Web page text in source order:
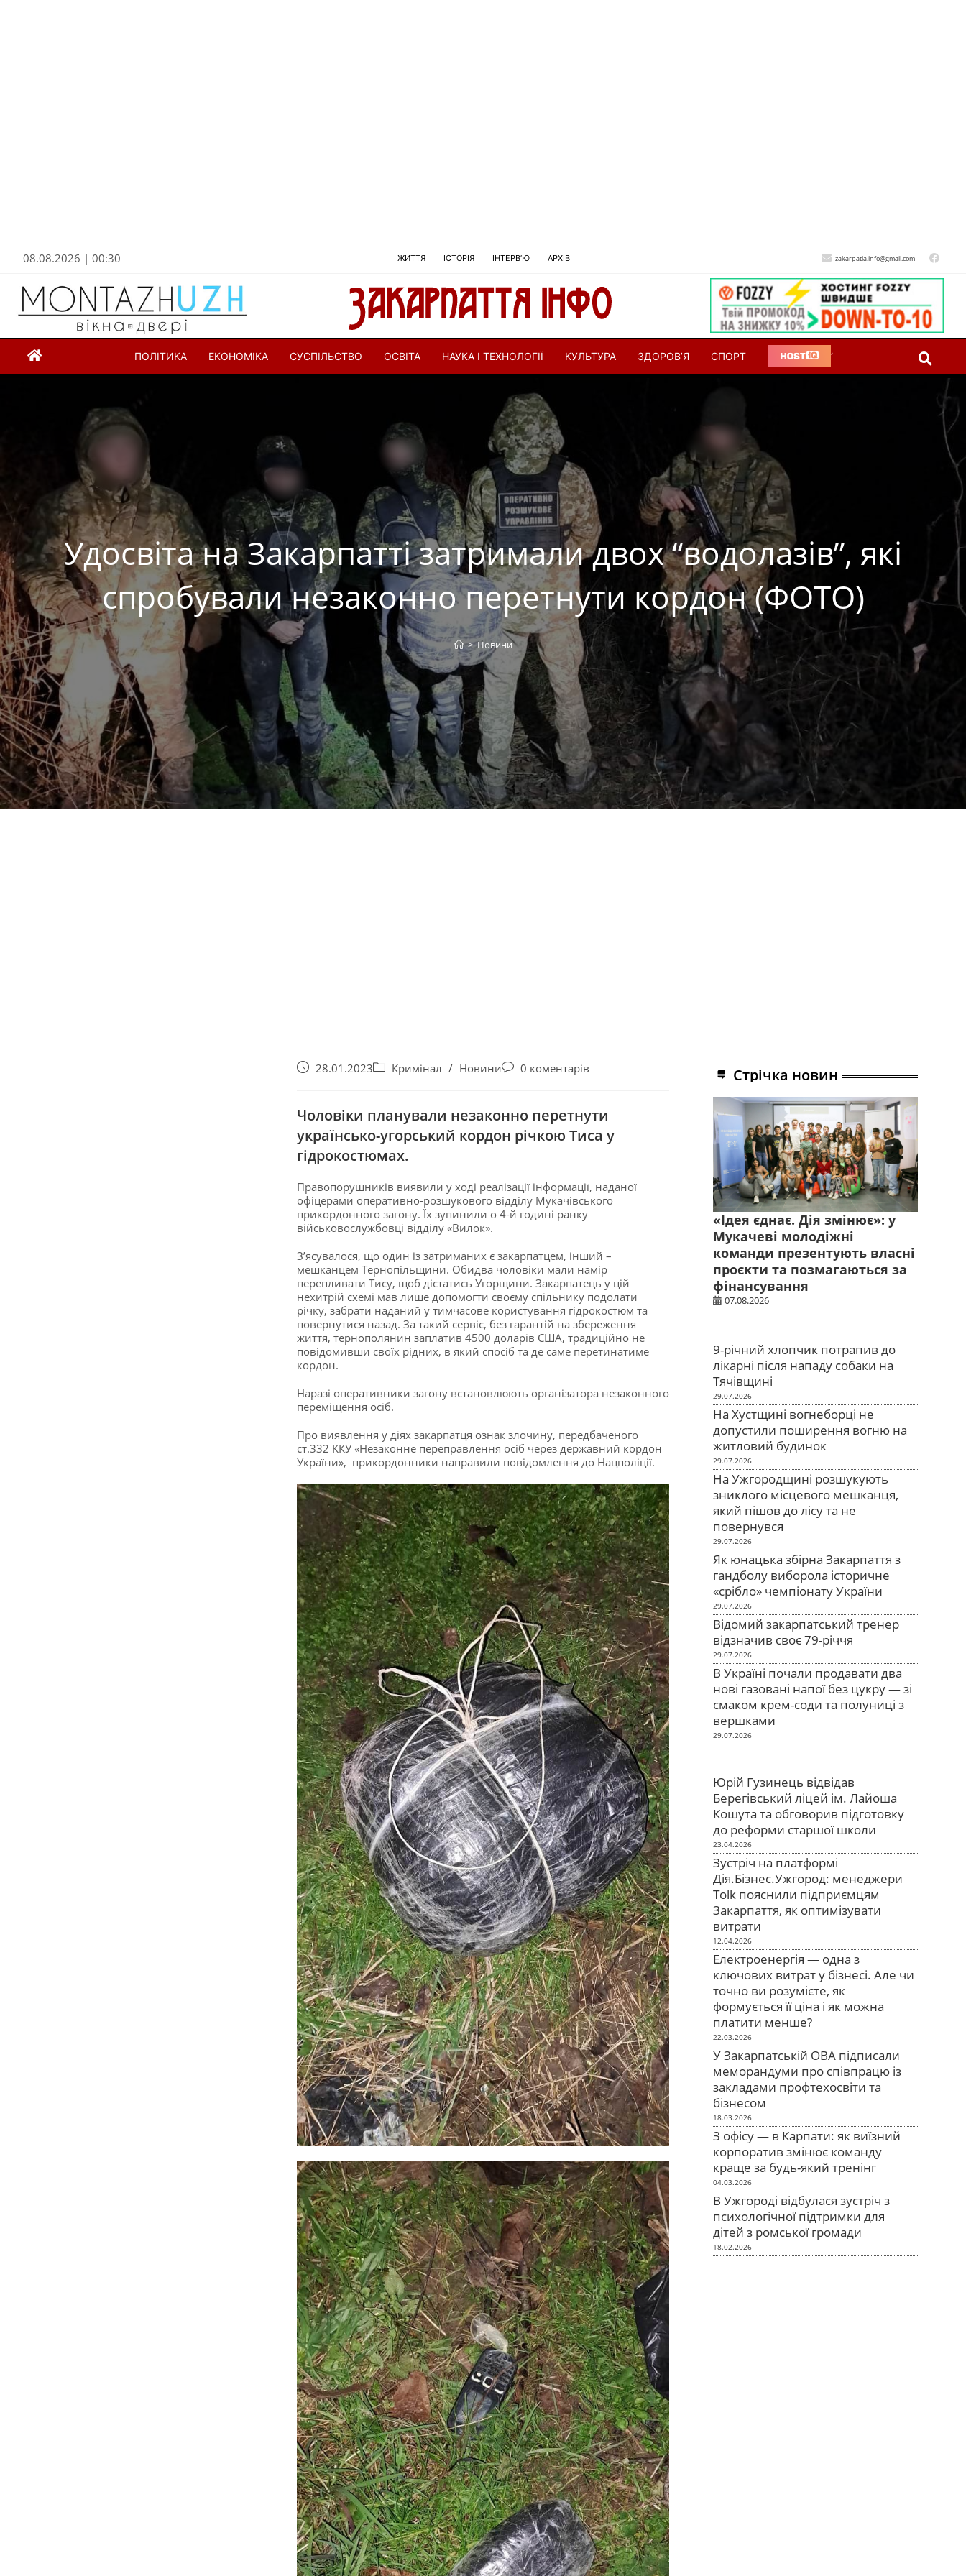
08.08.2026 | 00:30 ЖИТТЯ ІСТОРІЯ ІНТЕРВ’Ю АРХІВ zakarpatia.info@gmail.com
ПОЛІТИКА ЕКОНОМІКА СУСПІЛЬСТВО ОСВІТА НАУКА І ТЕХНОЛОГІЇ КУЛЬТУРА ЗДОРОВ’Я СПОРТ ‘
Удосвіта на Закарпатті затримали двох “водолазів”, які
спробували незаконно перетнути кордон (ФОТО)
> Новини
28.01.2023 Кримінал / Новини 0 коментарів
Чоловіки планували незаконно перетнути
українсько-угорський кордон річкою Тиса у
гідрокостюмах.
Правопорушників виявили у ході реалізації інформації, наданої
офіцерами оперативно-розшукового відділу Мукачівського
прикордонного загону. Їх зупинили о 4-й годині ранку
військовослужбовці відділу «Вилок».
З’ясувалося, що один із затриманих є закарпатцем, інший –
мешканцем Тернопільщини. Обидва чоловіки мали намір
перепливати Тису, щоб дістатись Угорщини. Закарпатець у цій
нехитрій схемі мав лише допомогти своєму спільнику подолати
річку, забрати наданий у тимчасове користування гідрокостюм та
повернутися назад. За такий сервіс, без гарантій на збереження
життя, тернополянин заплатив 4500 доларів США, традиційно не
повідомивши своїх рідних, в який спосіб та де саме перетинатиме
кордон.
Наразі оперативники загону встановлюють організатора незаконного
переміщення осіб.
Про виявлення у діях закарпатця ознак злочину, передбаченого
ст.332 ККУ «Незаконне переправлення осіб через державний кордон
України», прикордонники направили повідомлення до Нацполіції.
Стрічка новин
«Ідея єднає. Дія змінює»: у
Мукачеві молодіжні
команди презентують власні
проєкти та позмагаються за
фінансування
07.08.2026
9-річний хлопчик потрапив до
лікарні після нападу собаки на
Тячівщині
29.07.2026
На Хустщині вогнеборці не
допустили поширення вогню на
житловий будинок
29.07.2026
На Ужгородщині розшукують
зниклого місцевого мешканця,
який пішов до лісу та не
повернувся
29.07.2026
Як юнацька збірна Закарпаття з
гандболу виборола історичне
«срібло» чемпіонату України
29.07.2026
Відомий закарпатський тренер
відзначив своє 79-річчя
29.07.2026
В Україні почали продавати два
нові газовані напої без цукру — зі
смаком крем-соди та полуниці з
вершками
29.07.2026
Юрій Гузинець відвідав
Берегівський ліцей ім. Лайоша
Кошута та обговорив підготовку
до реформи старшої школи
23.04.2026
Зустріч на платформі
Дія.Бізнес.Ужгород: менеджери
Tolk пояснили підприємцям
Закарпаття, як оптимізувати
витрати
12.04.2026
Електроенергія — одна з
ключових витрат у бізнесі. Але чи
точно ви розумієте, як
формується її ціна і як можна
платити менше?
22.03.2026
У Закарпатській ОВА підписали
меморандуми про співпрацю із
закладами профтехосвіти та
бізнесом
18.03.2026
З офісу — в Карпати: як виїзний
корпоратив змінює команду
краще за будь-який тренінг
04.03.2026
В Ужгороді відбулася зустріч з
психологічної підтримки для
дітей з ромської громади
18.02.2026